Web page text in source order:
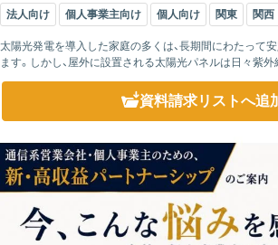
法人向け 個人事業主向け 個人向け 関東 関西
太陽光発電を導入した家庭の多くは、長期間にわたって
ます。しかし、屋外に設置される太陽光パネルは日々紫外
を受けるため、十分な性能を維持するためには適切なメ
資料請求リストへ追